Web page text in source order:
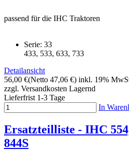
passend für die IHC Traktoren
Serie: 33
433, 533, 633, 733
Detailansicht
56,00 €(Netto 47,06 €) inkl. 19%
zzgl. Versandkosten Lagernd
Lieferfrist 1-3 Tage
In
Ersatzteilliste - IHC
844S